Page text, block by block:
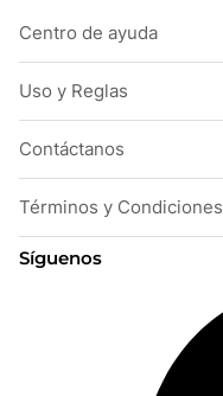
Centro de ayuda
Uso y Reglas
Contáctanos
Términos y Condiciones
Síguenos